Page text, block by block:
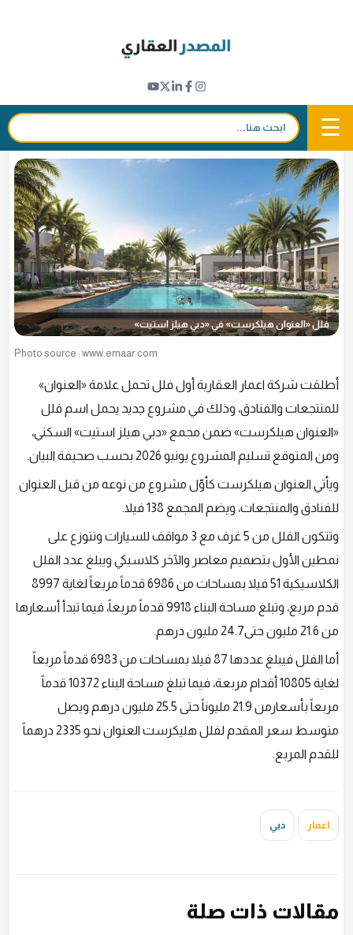
☰ بحث:
اعمار تطلق أول فلل بعلامة "العنوان" الفندقية
f
𝕏
in
سامي الشيربي
فلل «العنوان هيلكرست» في «دبي هيلز استيت»
Photo source : www.emaar.com
أطلقت شركة اعمار العقارية أول فلل تحمل علامة «العنوان»
للمنتجعات والفنادق، وذلك في مشروع جديد يحمل اسم فلل
«العنوان هيلكرست» ضمن مجمع «دبي هيلز استيت» السكني،
ومن المتوقع تسليم المشروع يونيو 2026 بحسب صحيفة البيان.
ويأتي العنوان هيلكرست كأوّل مشروع من نوعه من قبل العنوان
للفنادق والمنتجعات، ويضم المجمع 138 فيلا.
وتتكون الفلل من 5 غرف مع 3 مواقف للسيارات وتتوزع على
نمطين الأول بتصميم معاصر والآخر كلاسيكي ويبلغ عدد الفلل
الكلاسيكية 51 فيلا بمساحات من 6986 قدماً مربعاً لغاية 8997
قدم مربع، وتبلغ مساحة البناء 9918 قدماً مربعاً، فيما تبدأ أسعارها
من 21.6 مليون حتى24.7 مليون درهم.
أما الفلل فيبلغ عددها 87 فيلا بمساحات من 6983 قدماً مربعاً
لغاية 10805 أقدام مربعة، فيما تبلغ مساحة البناء 10372 قدماً
مربعاً بأسعارمن 21.9 مليوناً حتى 25.5 مليون درهم ويصل
متوسط سعر المقدم لفلل هليكرست العنوان نحو 2335 درهماً
للقدم المربع.
اعمار دبي
مقالات ذات صلة